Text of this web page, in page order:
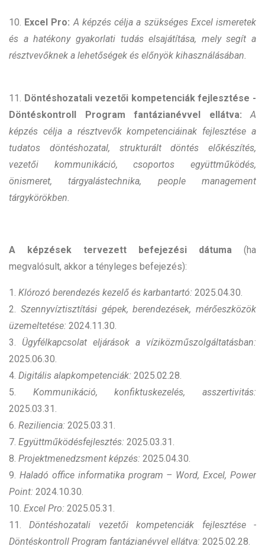
10. Excel Pro: A képzés célja a szükséges Excel ismeretek
és a hatékony gyakorlati tudás elsajátítása, mely segít a
résztvevőknek a lehetőségek és előnyök kihasználásában.
11. Döntéshozatali vezetői kompetenciák fejlesztése -
Döntéskontroll Program fantázianévvel ellátva: A
képzés célja a résztvevők kompetenciáinak fejlesztése a
tudatos döntéshozatal, strukturált döntés előkészítés,
vezetői kommunikáció, csoportos együttműködés,
önismeret, tárgyalástechnika, people management
tárgykörökben.
A képzések tervezett befejezési dátuma (ha
megvalósult, akkor a tényleges befejezés):
1. Klórozó berendezés kezelő és karbantartó: 2025.04.30.
2. Szennyvíztisztítási gépek, berendezések, mérőeszközök
üzemeltetése: 2024.11.30.
3. Ügyfélkapcsolat eljárások a víziközműszolgáltatásban:
2025.06.30.
4. Digitális alapkompetenciák: 2025.02.28.
5. Kommunikáció, konfiktuskezelés, asszertivitás:
2025.03.31.
6. Reziliencia: 2025.03.31.
7. Együttműködésfejlesztés: 2025.03.31.
8. Projektmenedzsment képzés: 2025.04.30.
9. Haladó office informatika program – Word, Excel, Power
Point: 2024.10.30.
10. Excel Pro: 2025.05.31.
11.Döntéshozatali vezetői kompetenciák fejlesztése -
Döntéskontroll Program fantázianévvel ellátva: 2025.02.28.